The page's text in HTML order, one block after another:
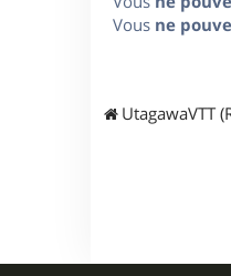
Vous ne
UtagawaVTT